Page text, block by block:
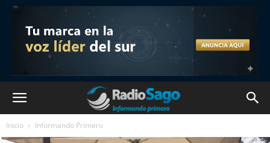
Inicio Informando Primero